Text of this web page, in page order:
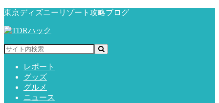
東京ディズニーリゾート攻略ブログ
レポート
グッズ
グルメ
ニュース